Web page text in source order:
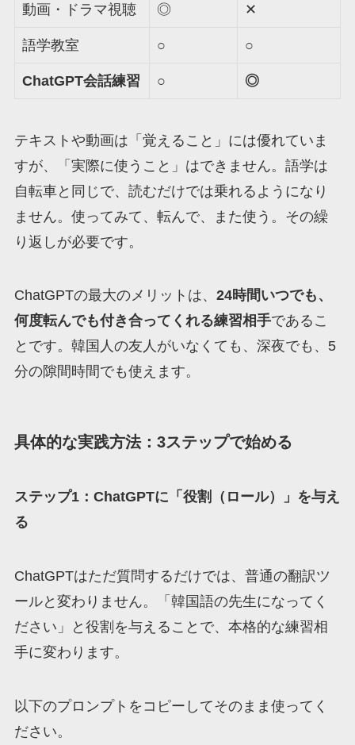
動画・ドラマ視聴 ◎ ✕
語学教室 ○ ○
ChatGPT会話練習 ○ ◎
テキストや動画は「覚えること」には優れていま
すが、「実際に使うこと」はできません。語学は
自転車と同じで、読むだけでは乗れるようになり
ません。使ってみて、転んで、また使う。その繰
り返しが必要です。
ChatGPTの最大のメリットは、 24時間いつでも、
何度転んでも付き合ってくれる練習相手であるこ
とです。韓国人の友人がいなくても、深夜でも、5
分の隙間時間でも使えます。
具体的な実践方法：3ステップで始める
ステップ1：ChatGPTに「役割（ロール）」を与え
る
ChatGPTはただ質問するだけでは、普通の翻訳ツ
ールと変わりません。「韓国語の先生になってく
ださい」と役割を与えることで、本格的な練習相
手に変わります。
以下のプロンプトをコピーしてそのまま使ってく
ださい。